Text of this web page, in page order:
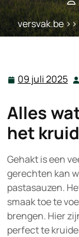
versvak.be>>
09 juli 2025 09
Alles
het
Gehakt is een
gerechten kan
pastasauzen.
smaak toe te
brengen. Hier
perfect te